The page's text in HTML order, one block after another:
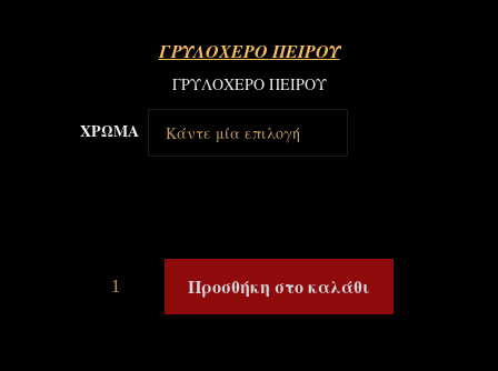
ΓΡΥΛΟΧΕΡΟ ΠΕΙΡΟΥ
ΓΡΥΛΟΧΕΡΟ ΠΕΙΡΟΥ
ΧΡΩΜΑ
Προσθήκη στο καλάθι